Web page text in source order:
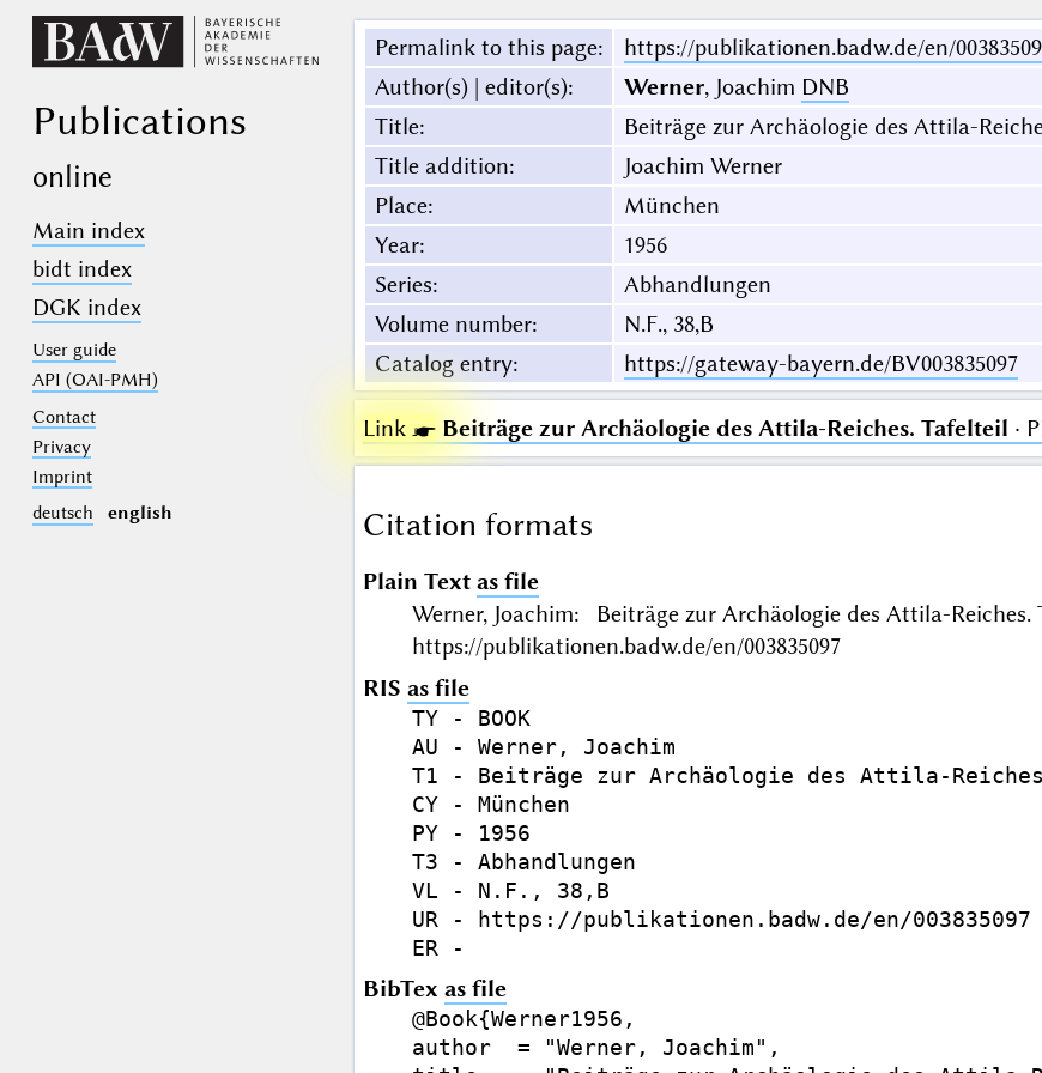
Publications
online
Main index
bidt index
DGK index
User guide
API (OAI-PMH)
Contact
Privacy
Imprint
deutsch
english
Permalink to this page:
https://publikationen.badw.de/en/
Author(s) | editor(s): Werner, Joachim DNB
Title:
Beiträge zur Archäologie des Attila-
Title addition:
Joachim Werner
Place:
München
Year:
1956
Series:
Abhandlungen
Volume number:
N.F., 38,B
Catalog entry: https://gateway-bayern.de/BV003835097
Link ☛ Beiträge zur Archäologie des Attila-Reiches. Tafelteil ·
Citation formats
Plain Text as file
Werner, Joachim: Beiträge zur Archäologie des Attila-
https://publikationen.badw.de/en/003835097
RIS as file
TY - BOOK
AU - Werner, Joachim
T1 - Beiträge zur Archäologie des Attila-
CY - München
PY - 1956
T3 - Abhandlungen
VL - N.F., 38,B
UR - https://publikationen.badw.de/en/003835097
BibTex as file
@Book{Werner1956,
author  = "Werner, Joachim",